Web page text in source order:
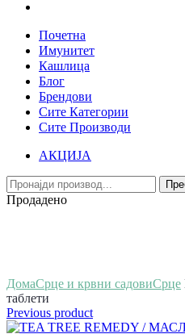
Почетна
Имунитет
Кашлица
Блог
Брендови
Сите Категории
Сите Производи
АКЦИЈА
Продадено
ДомаСрце и крвни садовиСрце
таблети
Previous product